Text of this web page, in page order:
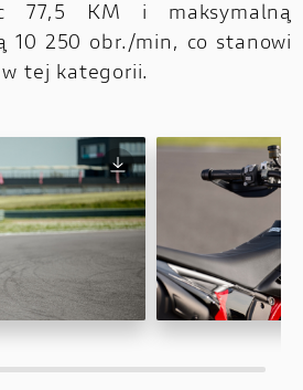
77,5 KM i maksymalną
10 250 obr./min, co stanowi
tej kategorii.